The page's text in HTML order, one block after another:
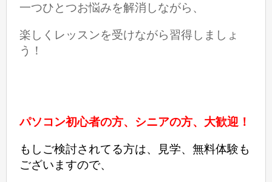
一つひとつお悩みを解消しながら、
楽しくレッスンを受けながら習得しましょ
う！
パソコン初心者の方、シニアの方、大歓迎！
もしご検討されてる方は、見学、無料体験も
ございますので、